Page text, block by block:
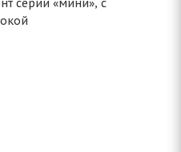
серии «мини», с